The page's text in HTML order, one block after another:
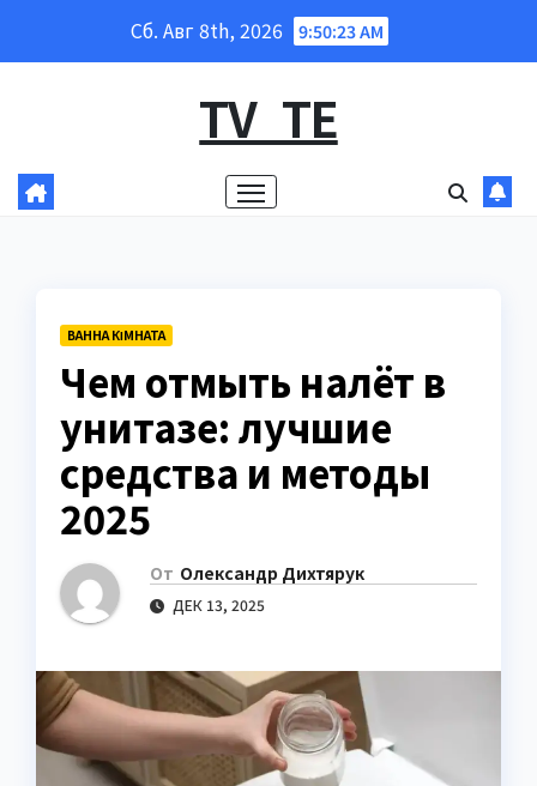
Сб. Авг 8th, 2026 9:50:24 AM
TV_TE
ВАННА КІМНАТА
Чем отмыть налёт в
унитазе: лучшие
средства и методы
2025
От Олександр Дихтярук
ДЕК 13, 2025